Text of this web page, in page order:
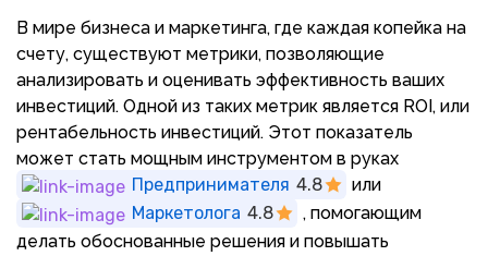
В мире бизнеса и маркетинга, где каждая копейка на
счету, существуют метрики, позволяющие
анализировать и оценивать эффективность ваших
инвестиций. Одной из таких метрик является ROI, или
рентабельность инвестиций. Этот показатель
может стать мощным инструментом в руках
Предпринимателя 4.8
или
Маркетолога 4.8
, помогающим
делать обоснованные решения и повышать